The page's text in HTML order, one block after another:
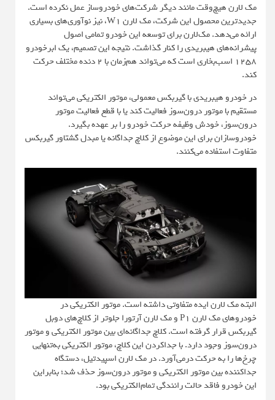
مک لارن هیچ‌وقت مانند دیگر شرکت‌های خودروساز عمل نکرده است.
جدیدترین محصول این شرکت، مک لارن W1، نیز نوآوری‌های بسیاری
ارائه می‌دهد. مک‌لارن برای توسعه این خودرو تمامی اصول
پیشرانه‌های هیبریدی را کنار گذاشت. نتیجه این تصمیم، یک ابرخودرو
1258 اسب‌بخاری است که می‌تواند هم‌زمان با 2 دنده مختلف حرکت
کند.
در خودرو هیبریدی با گیربکس معمولی، موتور الکتریکی می‌تواند
مستقیم با موتور درون‌سوز فعالیت کند یا با قطع فعالیت موتور
درون‌سوز، خودش وظیفه حرکت خودرو را بر عهده بگیرد.
خودروسازان برای این موضوع از کلاچ جداگانه یا مبدل گشتاور گیربکس
متفاوت استفاده می‌کنند.
البته مک لارن ایده متفاوتی داشته است. موتور الکتریکی در
خودروهای مک لارن P1 و مک لارن آرتورا جلوتر از کلاچ‌های دوبل
گیربکس قرار گرفته‌ است. کلاچ جداگانه‌ای بین موتور الکتریکی و موتور
درون‌سوز وجود دارد. با جداکردن این کلاچ، موتور الکتریکی به‌تنهایی
چرخ‌ها را به حرکت درمی‌آورد. در مک لارن اسپیدتیل، دستگاه
جداکننده بین موتور الکتریکی و موتور درون‌سوز حذف شد؛ بنابراین
این خودرو فاقد حالت رانندگی تمام‌الکتریکی بود.